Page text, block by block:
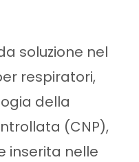
soluzione nel
respiratori,
della
(CNP),
inserita nelle